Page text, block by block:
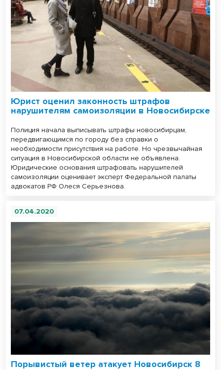
Юрист оценил законность штрафов
нарушителям самоизоляции в Новосибирске
Полиция начала выписывать штрафы новосибирцам,
передвигающимся по городу без справки о
необходимости присутствия на работе. Но чрезвычайная
ситуация в Новосибирской области не объявлена.
Юридические основания штрафовать нарушителей
самоизоляции оценивает эксперт Федеральной палаты
адвокатов РФ Олеся Серьезнова.
07.04.2020
Порывистый ветер атакует Новосибирск 8